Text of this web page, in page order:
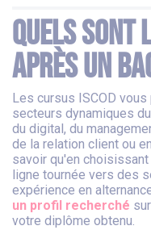
Quels sont
après un
Les cursus ISCOD
secteurs dynamiques
du digital, du
de la relation client ou
savoir qu'en
ligne tournée vers des
expérience en
un profil recherché
votre diplôme obtenu.